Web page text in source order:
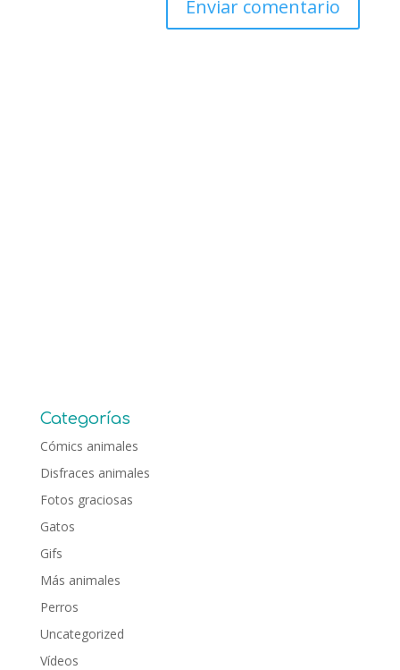
Categorías
Cómics animales
Disfraces animales
Fotos graciosas
Gatos
Gifs
Más animales
Perros
Uncategorized
Vídeos